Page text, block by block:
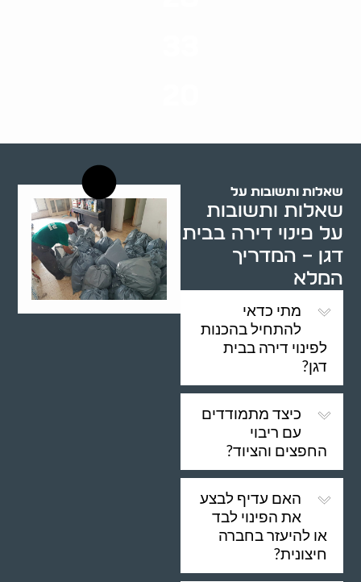
שאלות ותשובות על
שאלות ותשובות
על פינוי דירה בבית
דגן – המדריך
המלא
מתי כדאי
להתחיל בהכנות
לפינוי דירה בבית
דגן?
כיצד מתמודדים
עם ריבוי
החפצים והציוד?
האם עדיף לבצע
את הפינוי לבד
או להיעזר בחברה
חיצונית?